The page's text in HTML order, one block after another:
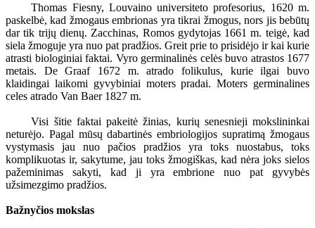
Thomas Fiesny, Louvaino universiteto profesorius, 1620 m.
paskelbė, kad žmogaus embrionas yra tikrai žmogus, nors jis bebūtų
dar tik trijų dienų. Zacchinas, Romos gydytojas 1661 m. teigė, kad
siela žmoguje yra nuo pat pradžios. Greit prie to prisidėjo ir kai kurie
atrasti biologiniai faktai. Vyro germinalinės celės buvo atrastos 1677
metais. De Graaf 1672 m. atrado folikulus, kurie ilgai buvo
klaidingai laikomi gyvybiniai moters pradai. Moters germinalines
celes atrado Van Baer 1827 m.
Visi šitie faktai pakeitė žinias, kurių senesnieji mokslininkai
neturėjo. Pagal mūsų dabartinės embriologijos supratimą žmogaus
vystymasis jau nuo pačios pradžios yra toks nuostabus, toks
komplikuotas ir, sakytume, jau toks žmogiškas, kad nėra joks sielos
pažeminimas sakyti, kad ji yra embrione nuo pat gyvybės
užsimezgimo pradžios.
Bažnyčios mokslas